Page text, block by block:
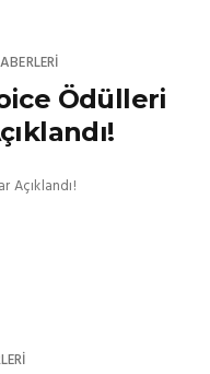
Ödülleri
Açıklandı!